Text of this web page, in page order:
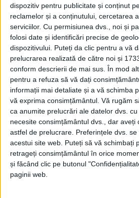
dispozitiv pentru publicitate și conținut
reclamelor și a conținutului, cercetarea
serviciilor. Cu permisiunea dvs., noi și
folosi date și identificări precise de
dispozitivului. Puteți da clic pentru a vă
prelucrarea realizată de către noi și
conform descrierii de mai sus. În mod
pentru a refuza să vă dați
informații mai detaliate și a vă schimba
vă exprima consimțământul. Vă rugăm
ca anumite prelucrări ale datelor dvs.
necesite consimțământul dvs., dar aveți
astfel de prelucrare. Preferințele dvs.
acestui site web. Puteți să vă schimbați
retrageți consimțământul în orice
și făcând clic pe butonul
paginii web.
Etichetă: scris
Patronul fără computer